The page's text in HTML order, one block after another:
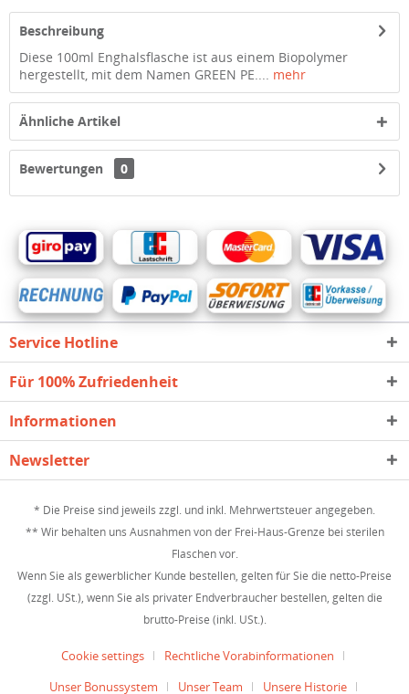
Beschreibung
Diese 100ml Enghalsflasche ist aus einem Biopolymer
hergestellt, mit dem Namen GREEN PE.... mehr
Ähnliche Artikel
Bewertungen 0
Service Hotline
Für 100% Zufriedenheit
Informationen
Newsletter
* Die Preise sind jeweils zzgl. und inkl. Mehrwertsteuer angegeben.
** Wir behalten uns Ausnahmen von der Frei-Haus-Grenze bei sterilen
Flaschen vor.
Wenn Sie als gewerblicher Kunde bestellen, gelten für Sie die netto-Preise
(zzgl. USt.), wenn Sie als privater Endverbraucher bestellen, gelten die
brutto-Preise (inkl. USt.).
Cookie settings
Rechtliche Vorabinformationen
Unser Bonussystem
Unser Team Unsere Historie